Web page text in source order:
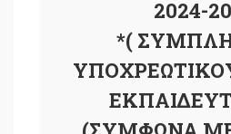
2024-
*(